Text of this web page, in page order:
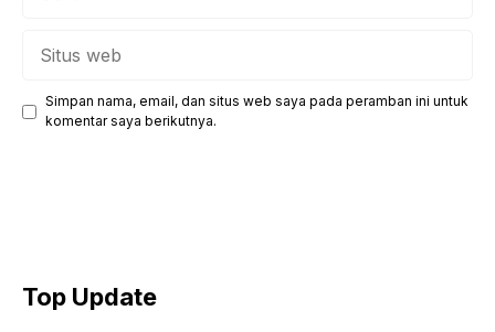
Simpan nama, email, dan situs web saya pada peramban ini untuk
komentar saya berikutnya.
Top Update